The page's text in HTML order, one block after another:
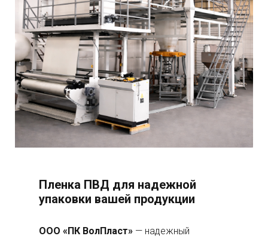
Пленка ПВД для надежной
упаковки вашей продукции
ООО «ПК ВолПласт» — надежный